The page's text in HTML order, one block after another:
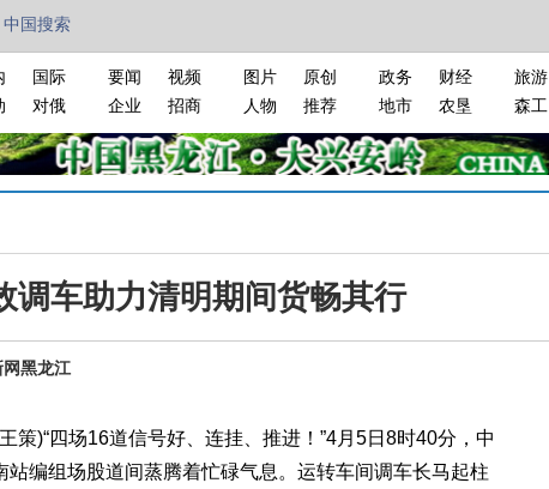
中国搜索
国际
对俄
要闻
视频
企业
招商
图片
原创
人物
推荐
政务
财经
地市
农垦
旅游
森工
调车助力清明期间货畅其行
黑龙江
)“四场16道信号好、连挂、推进！”4月5日8时40分，中
站编组场股道间蒸腾着忙碌气息。运转车间调车长马起柱